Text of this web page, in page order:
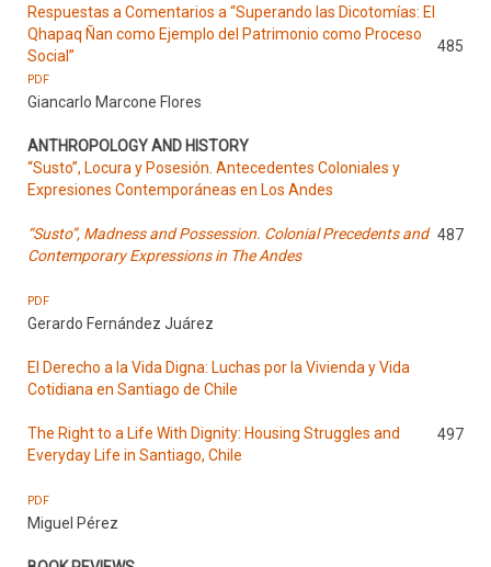
Respuestas a Comentarios a “Superando las Dicotomías: El
Qhapaq Ñan como Ejemplo del Patrimonio como Proceso
Social”
485
PDF
Giancarlo Marcone Flores
ANTHROPOLOGY AND HISTORY
“Susto”, Locura y Posesión. Antecedentes Coloniales y
Expresiones Contemporáneas en Los Andes
“Susto”, Madness and Possession. Colonial Precedents and
Contemporary Expressions in The Andes
487
PDF
Gerardo Fernández Juárez
El Derecho a la Vida Digna: Luchas por la Vivienda y Vida
Cotidiana en Santiago de Chile
The Right to a Life With Dignity: Housing Struggles and
Everyday Life in Santiago, Chile
497
PDF
Miguel Pérez